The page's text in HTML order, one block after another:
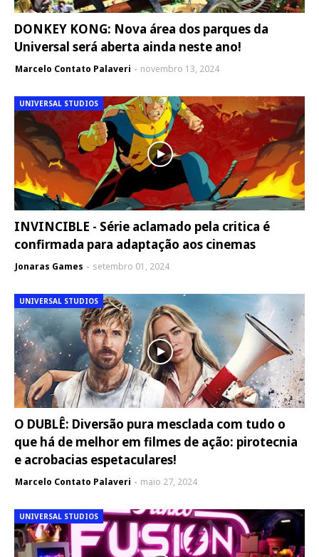
DONKEY KONG: Nova área dos parques da
Universal será aberta ainda neste ano!
Marcelo Contato Palaveri novembro 13, 2024
UNIVERSAL STUDIOS
INVINCIBLE - Série aclamado pela critica é
confirmada para adaptação aos cinemas
Jonaras Games setembro 01, 2024
UNIVERSAL STUDIOS
O DUBLÊ: Diversão pura mesclada com tudo o
que há de melhor em filmes de ação: pirotecnia
e acrobacias espetaculares!
Marcelo Contato Palaveri maio 27, 2024
UNIVERSAL STUDIOS